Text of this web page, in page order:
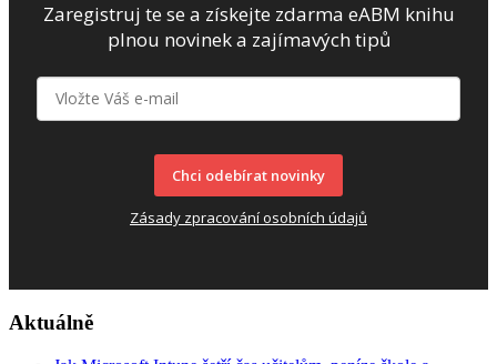
Zaregistruj te se a získejte zdarma eABM knihu
plnou novinek a zajímavých tipů
Chci odebírat novinky
Zásady zpracování osobních údajů
Aktuálně